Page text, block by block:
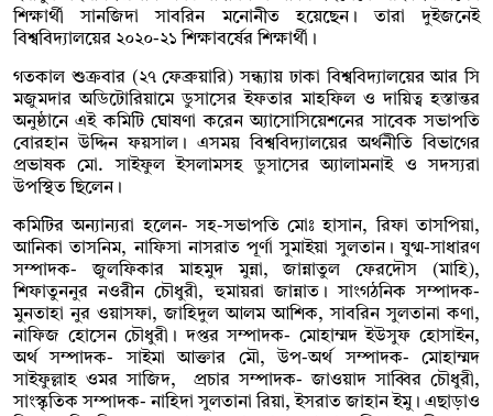
শিক্ষার্থী সানজিদা সাবরিন মনোনীত হয়েছেন। তারা দুইজনেই
বিশ্ববিদ্যালয়ের ২০২০-২১ শিক্ষাবর্ষের শিক্ষার্থী।
গতকাল শুক্রবার (২৭ ফেব্রুয়ারি) সন্ধ্যায় ঢাকা বিশ্ববিদ্যালয়ের আর সি
মজুমদার অডিটোরিয়ামে ডুসাসের ইফতার মাহফিল ও দায়িত্ব হস্তান্তর
অনুষ্ঠানে এই কমিটি ঘোষণা করেন অ্যাসোসিয়েশনের সাবেক সভাপতি
বোরহান উদ্দিন ফয়সাল। এসময় বিশ্ববিদ্যালয়ের অর্থনীতি বিভাগের
প্রভাষক মো. সাইফুল ইসলামসহ ডুসাসের অ্যালামনাই ও সদস্যরা
উপস্থিত ছিলেন।
কমিটির অন্যান্যরা হলেন- সহ-সভাপতি মোঃ হাসান, রিফা তাসপিয়া,
আনিকা তাসনিম, নাফিসা নাসরাত পূর্ণা সুমাইয়া সুলতান। যুগ্ম-সাধারণ
সম্পাদক- জুলফিকার মাহমুদ মুন্না, জান্নাতুল ফেরদৌস (মাহি),
শিফাতুননুর নওরীন চৌধুরী, হুমায়রা জান্নাত। সাংগঠনিক সম্পাদক-
মুনতাহা নুর ওয়াসফা, জাহিদুল আলম আশিক, সাবরিন সুলতানা কণা,
নাফিজ হোসেন চৌধুরী। দপ্তর সম্পাদক- মোহাম্মদ ইউসুফ হোসাইন,
অর্থ সম্পাদক- সাইমা আক্তার মৌ, উপ-অর্থ সম্পাদক- মোহাম্মদ
সাইফুল্লাহ ওমর সাজিদ, প্রচার সম্পাদক- জাওয়াদ সাব্বির চৌধুরী,
সাংস্কৃতিক সম্পাদক- নাহিদা সুলতানা রিয়া, ইসরাত জাহান ইমু। এছাড়াও